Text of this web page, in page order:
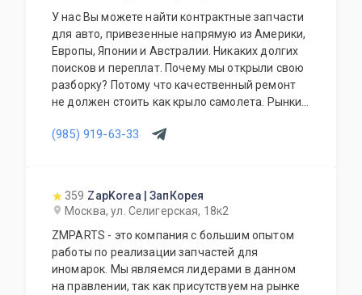
У нас Вы можете найти контрактные запчасти
для авто, привезенные напрямую из Америки,
Европы, Японии и Австралии. Никаких долгих
поисков и переплат. Почему мы открыли свою
разборку? Потому что качественный ремонт
не должен стоить как крыло самолета. Рынки
отличных доноров с живыми узлами. Мы
(985) 919-63-33
359 ZapKorea | ЗапКорея
Москва, ул. Селигерская, 18к2
ZMPARTS - это компания с большим опытом
работы по реализации запчастей для
иномарок. Мы являемся лидерами в данном
на правлении, так как присутствуем на рынке